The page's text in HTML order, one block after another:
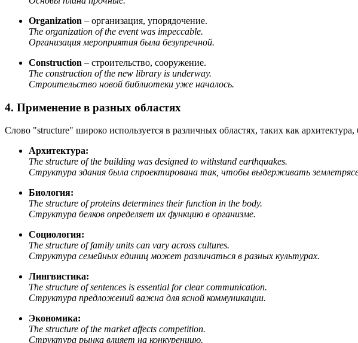
Organization – организация, упорядочение.
The organization of the event was impeccable.
Организация мероприятия была безупречной.
Construction – строительство, сооружение.
The construction of the new library is underway.
Строительство новой библиотеки уже началось.
4. Применение в разных областях
Слово "structure" широко используется в различных областях, таких как
Архитектура:
The structure of the building was designed to withstand earthquakes.
Структура здания была спроектирована так, чтобы выдерживать
Биология:
The structure of proteins determines their function in the body.
Структура белков определяет их функцию в организме.
Социология:
The structure of family units can vary across cultures.
Структура семейных единиц может различаться в разных культурах.
Лингвистика:
The structure of sentences is essential for clear communication.
Структура предложений важна для ясной коммуникации.
Экономика:
The structure of the market affects competition.
Структура рынка влияет на конкуренцию.